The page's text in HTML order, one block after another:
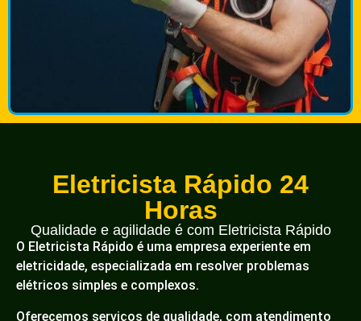
Eletricista Rápido 24
Horas
Qualidade e agilidade é com Eletricista Rápido
O Eletricista Rápido é uma empresa experiente em
eletricidade, especializada em resolver problemas
elétricos simples e complexos.
Oferecemos serviços de qualidade, com atendimento